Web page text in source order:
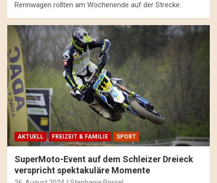
Rennwagen rollten am Wochenende auf der Strecke.
AKTUELL FREIZEIT & FAMILIE SPORT
SuperMoto-Event auf dem Schleizer Dreieck
verspricht spektakuläre Momente